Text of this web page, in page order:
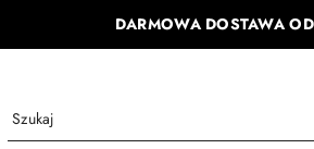
DARMOWA DOSTAWA